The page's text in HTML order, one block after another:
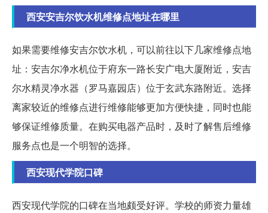
西安安吉尔饮水机维修点地址在哪里
如果需要维修安吉尔饮水机，可以前往以下几家维修点地
址：安吉尔净水机位于府东一路长安广电大厦附近，安吉
尔水精灵净水器（罗马嘉园店）位于玄武东路附近。选择
离家较近的维修点进行维修能够更加方便快捷，同时也能
够保证维修质量。在购买电器产品时，及时了解售后维修
服务点也是一个明智的选择。
西安现代学院口碑
西安现代学院的口碑在当地颇受好评。学校的师资力量雄